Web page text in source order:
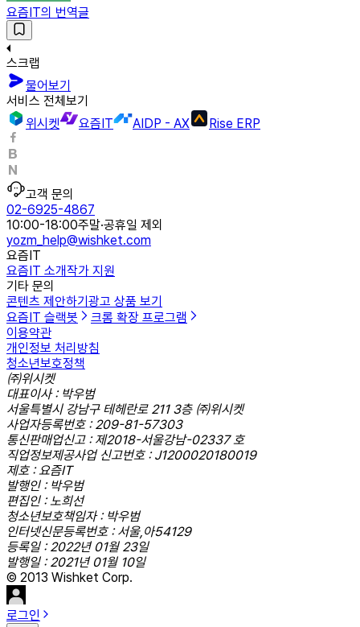
요즘IT의 번역글
스크랩
물어보기
서비스 전체보기
위시켓
요즘IT AIDP - AX Rise ERP
고객 문의
02-6925-4867
10:00-18:00주말·공휴일 제외
yozm_help@wishket.com
요즘IT
요즘IT 소개작가 지원
기타 문의
콘텐츠 제안하기 광고 상품 보기
요즘IT 슬랙봇
크롬 확장 프로그램
이용약관
개인정보 처리방침
청소년보호정책
㈜위시켓
대표이사 : 박우범
서울특별시 강남구 테헤란로 211 3층 ㈜위시켓
사업자등록번호 : 209-81-57303
통신판매업신고 : 제2018-서울강남-02337 호
직업정보제공사업 신고번호 : J1200020180019
제호 : 요즘IT
발행인 : 박우범
편집인 : 노희선
청소년보호책임자 : 박우범
인터넷신문등록번호 : 서울,아54129
등록일 : 2022년 01월 23일
발행일 : 2021년 01월 10일
© 2013 Wishket Corp.
로그인